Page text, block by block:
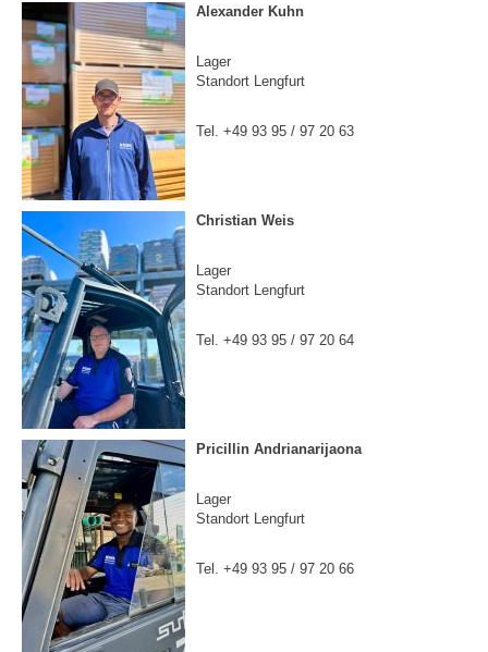
Alexander Kuhn
Lager
Standort Lengfurt
Tel. +49 93 95 / 97 20 63
Christian Weis
Lager
Standort Lengfurt
Tel. +49 93 95 / 97 20 64
Pricillin Andrianarijaona
Lager
Standort Lengfurt
Tel. +49 93 95 / 97 20 66